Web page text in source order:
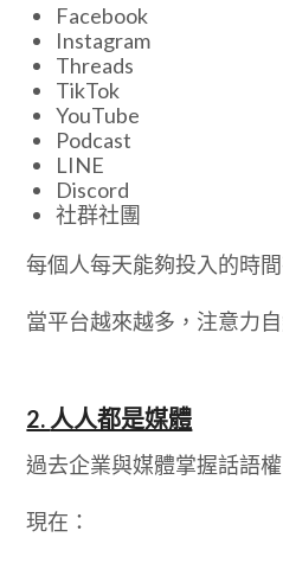
Facebook
Instagram
Threads
TikTok
YouTube
Podcast
LINE
Discord
社群社團
每個人每天能夠投入的時間
當平台越來越多，注意力
2. 人人都是媒體
過去企業與媒體掌握話語權
現在：